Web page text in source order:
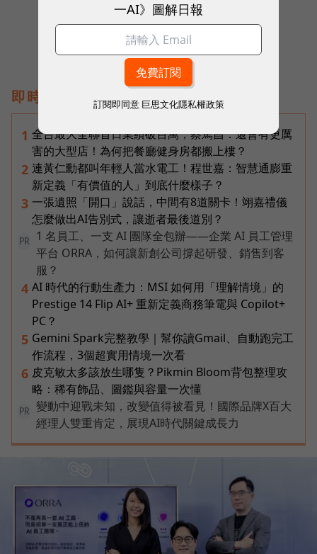
即時熱門文章
1 全台最大全聯首日業績破百萬，蔡篤昌：還會有更厲
害的大型店！為何把餐廳健身房都搬上樓？
2 連黃仁勳都叫年輕人當水電工！程世嘉：智慧通膨重
新定義「有價值的人」到底什麼樣子？
3 一張遺照「開口」說話，中間有8道關卡！翊嘉禮儀
怎麼做出AI告別式，讓逝者最後道別？
PR
1 名員工、一支 AI 團隊全包辦——企業 AI 員工管理
平台 ORRA，如何讓新創公司撐起研發、銷售到客
服？
4 AI 時代的行動生產力：MSI 如何用「理解情境」的
Prestige 14 Flip AI+ 重新定義商務筆電與 Copilot+
PC？
5 Gemini Spark完整教學｜幫你讀Gmail、自動跑完工
作流程，3個超實用情境一次看
6 皮克敏太多該放生哪隻？Pikmin Bloom背包整理攻
略：稀有飾品、圖鑑與容量一次懂
PR
變動中迎戰未知，改變值得被看見！國際品牌X百大
經理人雙重肯定，展現AI時代關鍵成長力
一AI》圖解日報
訂閱即同意 巨思文化隱私權政策